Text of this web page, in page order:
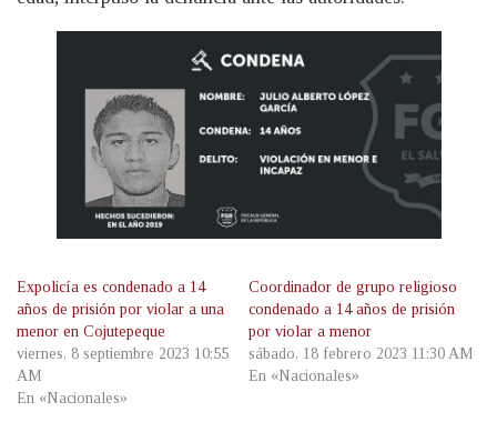
Expolicía es condenado a 14
años de prisión por violar a una
menor en Cojutepeque
viernes, 8 septiembre 2023 10:55
AM
En «Nacionales»
Coordinador de grupo religioso
condenado a 14 años de prisión
por violar a menor
sábado, 18 febrero 2023 11:30 AM
En «Nacionales»